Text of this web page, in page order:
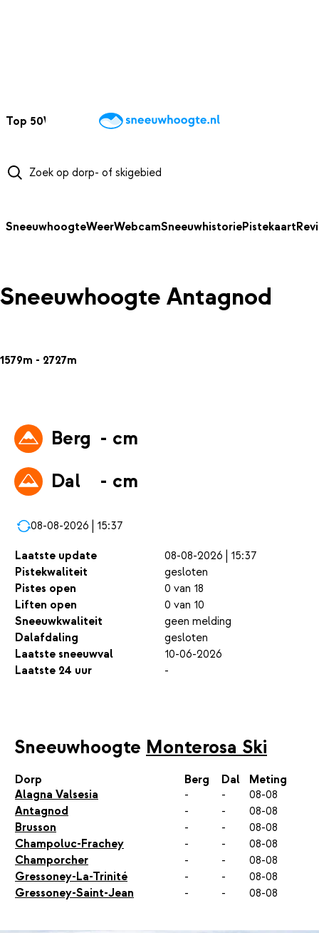
Top 50Webcams WintersportweerKaarten
SneeuwhoogteWeerWebcamSneeuwhistoriePistekaart
Sneeuwhoogte Antagnod
1579m - 2727m
Berg - cm
Dal
- cm
08-08-2026 | 15:37
Laatste update
08-08-2026 | 15:37
Pistekwaliteit
gesloten
Pistes open
0 van 18
Liften open
0 van 10
Sneeuwkwaliteit
geen melding
Dalafdaling
gesloten
Laatste sneeuwval
10-06-2026
Laatste 24 uur
-
Sneeuwhoogte Monterosa Ski
Dorp Berg Dal
Meting
Alagna Valsesia
- -
08-08
Antagnod
- -
08-08
Brusson
- -
08-08
Champoluc-Frachey
- -
08-08
Champorcher
- -
08-08
Gressoney-La-Trinité
- -
08-08
Gressoney-Saint-Jean
- - 08-08